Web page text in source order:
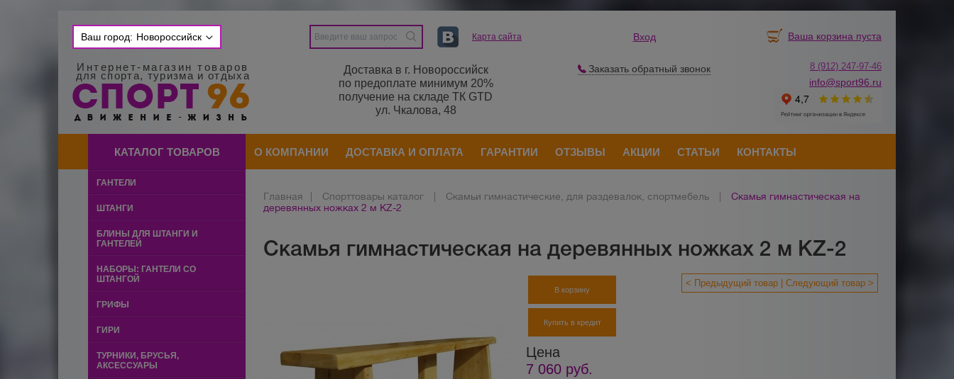
Ваш город: Новороссийск
Интернет-магазин товаров
для спорта, туризма и отдыха
Карта сайта
Доставка в г. Новороссийск
по предоплате минимум 20%
получение на складе ТК GTD
ул. Чкалова, 48
Вход
Заказать обратный звонок
Ваша корзина пуста
8 (912) 247-97-46
info@sport96.ru
КАТАЛОГ ТОВАРОВ О КОМПАНИИ ДОСТАВКА И ОПЛАТА ГАРАНТИИ ОТЗЫВЫ АКЦИИ СТАТЬИ КОНТАКТЫ
ГАНТЕЛИ
ШТАНГИ
БЛИНЫ ДЛЯ ШТАНГИ И
ГАНТЕЛЕЙ
НАБОРЫ: ГАНТЕЛИ СО
ШТАНГОЙ
ГРИФЫ
ГИРИ
ТУРНИКИ, БРУСЬЯ,
АКСЕССУАРЫ
Главная Спорттовары каталог Скамьи гимнастические, для раздевалок, спортмебель
Скамья гимнастическая на
деревянных ножках 2 м KZ-2
Скамья гимнастическая на деревянных ножках 2 м KZ-2
< Предыдущий товар Следующий товар >
Цена
7 060 руб.
В корзину
Купить в кредит